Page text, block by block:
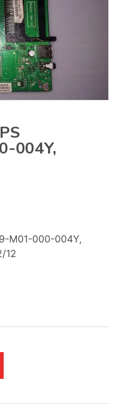
004Y,
M01-000-004Y,
12